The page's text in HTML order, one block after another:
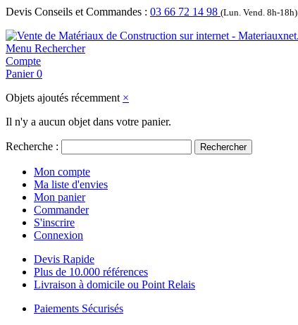
Devis Conseils et Commandes : 03 66 72 14 98 (Lun. Vend. 8h-18h)
Menu Rechercher
Compte
Panier 0
Objets ajoutés récemment ×
Il n'y a aucun objet dans votre panier.
Recherche : Rechercher
Mon compte
Ma liste d'envies
Mon panier
Commander
S'inscrire
Connexion
Devis Rapide
Plus de 10.000 références
Livraison à domicile ou Point Relais
Paiements Sécurisés